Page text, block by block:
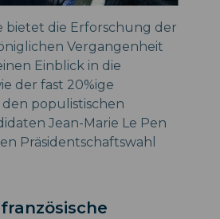
bietet die Erforschung der
Vergangenheit
Einblick in die
der fast 20%ige
populistischen
Jean-Marie Le Pen
Präsidentschaftswahl